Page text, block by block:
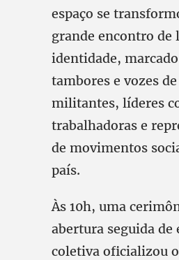
espaço se
grande encontro de
identidade,
tambores e vozes
militantes, líderes
trabalhadoras e
de movimentos
país.
Às 10h, uma
abertura seguida de
coletiva oficializou